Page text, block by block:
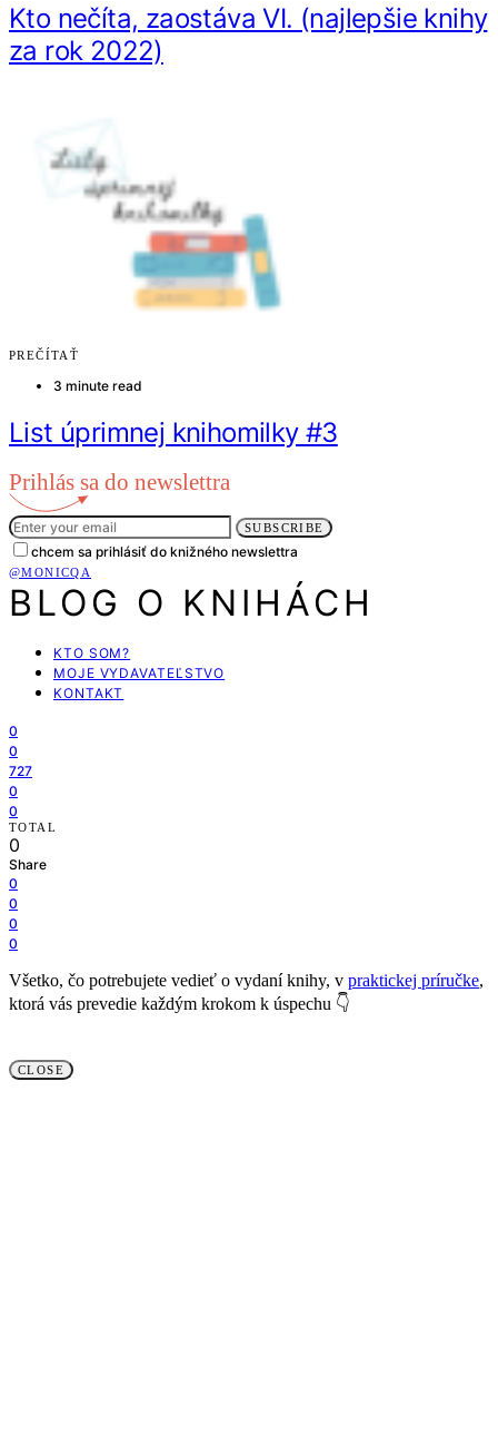
Kto nečíta, zaostáva VI. (najlepšie knihy
za rok 2022)
PREČÍTAŤ
3 minute read
List úprimnej knihomilky #3
Prihlás sa do newslettra
SUBSCRIBE
chcem sa prihlásiť do knižného newslettra
@MONICQA
BLOG O KNIHÁCH
KTO SOM?
MOJE VYDAVATEĽSTVO
KONTAKT
0
0
727
0
0
TOTAL
0
Share
0
0
0
0
Všetko, čo potrebujete vedieť o vydaní knihy, v praktickej príručke,
ktorá vás prevedie každým krokom k úspechu 👇
CLOSE